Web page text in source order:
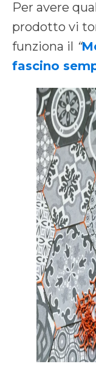
Per avere
prodotto vi
funziona il “
fascino